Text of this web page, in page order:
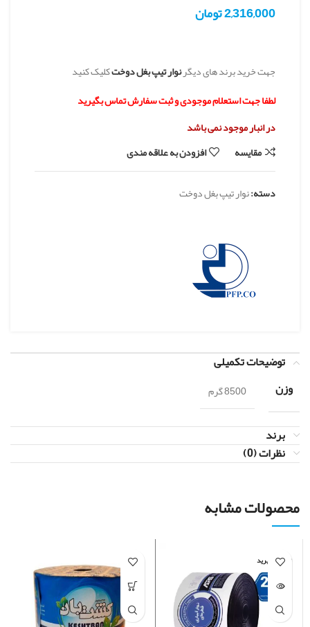
2,316,000تومان
جهت خرید برند های دیگرنوار تیپ بغل دوختکلیک کنید
لطفا جهت استعلام موجودی و ثبت سفارش تماس بگیرید
در انبار موجود نمی باشد
مقایسه
افزودن به علاقه مندی
دسته:نوار تیپ بغل دوخت
توضیحات تکمیلی
وزن
8500 گرم
برند
نظرات (0)
محصولات مشابه
تماس بگیرید